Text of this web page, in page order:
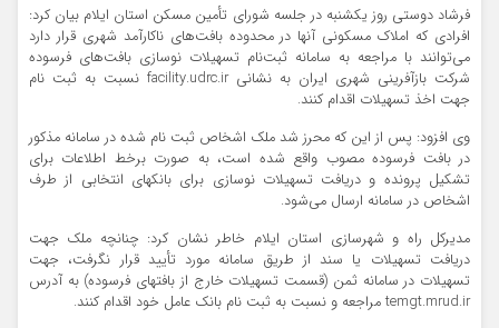
فرشاد دوستی روز یکشنبه در جلسه شورای تأمین مسکن استان ایلام بیان کرد:
افرادی که املاک مسکونی آنها در محدوده بافت‌های ناکارآمد شهری قرار دارد
می‌توانند با مراجعه به سامانه ثبت‌نام تسهیلات نوسازی بافت‌های فرسوده
شرکت بازآفرینی شهری ایران به نشانی facility.udrc.ir نسبت به ثبت نام
جهت اخذ تسهیلات اقدام کنند.
وی افزود: پس از این که محرز شد ملک اشخاص ثبت نام شده در سامانه مذکور
در بافت فرسوده مصوب واقع شده است، به صورت برخط اطلاعات برای
تشکیل پرونده و دریافت تسهیلات نوسازی برای بانکهای انتخابی از طرف
اشخاص در سامانه ارسال می‌شود.
مدیرکل راه و شهرسازی استان ایلام خاطر نشان کرد: چنانچه ملک جهت
دریافت تسهیلات یا سند از طریق سامانه مورد تأیید قرار نگرفت، جهت
تسهیلات در سامانه ثمن (قسمت تسهیلات خارج از بافتهای فرسوده) به آدرس
temgt.mrud.ir مراجعه و نسبت به ثبت نام بانک عامل خود اقدام کنند.